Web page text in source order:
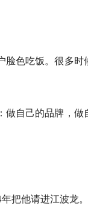
色吃饭。很多时
做自己的品牌，做
把他请进江波龙。